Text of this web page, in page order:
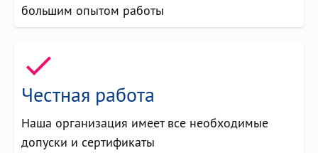
большим опытом работы
Честная работа
Наша организация имеет все необходимые
допуски и сертификаты